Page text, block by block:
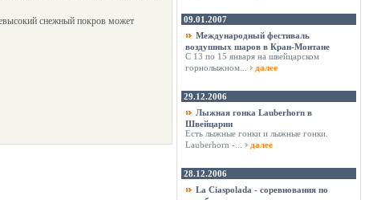
снежный покров может
09.01.2007
Международный фестиваль
воздушных шаров в Кран-Монтане
С 13 по 15 января на швейцарском
горнолыжном...
далее
29.12.2006
Лыжная гонка Lauberhorn в
Швейцарии
Есть лыжные гонки и лыжные гонки.
Lauberhorn -...
далее
28.12.2006
La Ciaspolada - соревнования по